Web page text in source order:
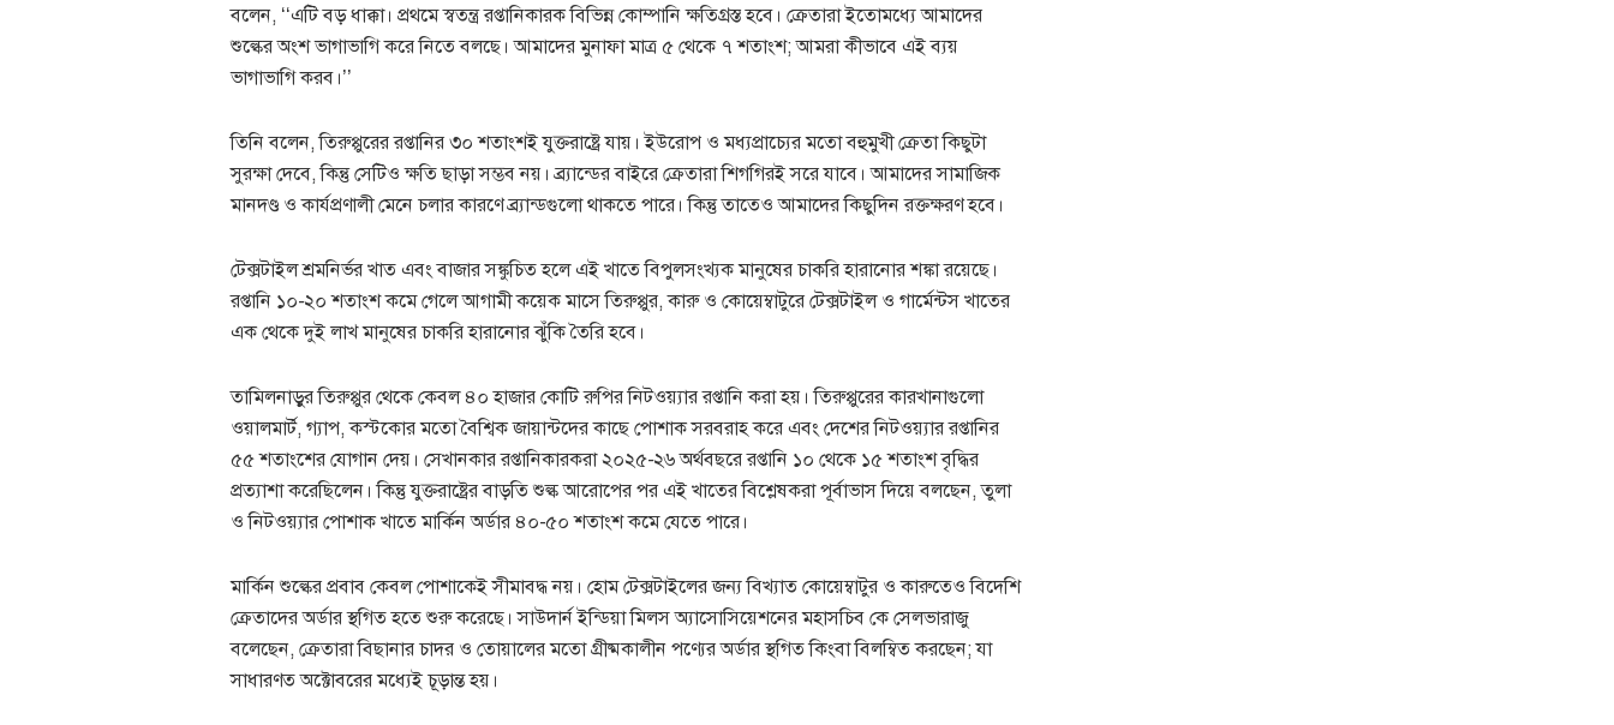
বলেন, ‘‘এটি বড় ধাক্কা। প্রথমে স্বতন্ত্র রপ্তানিকারক বিভিন্ন কোম্পানি ক্ষতিগ্রস্ত হবে। ক্রেতারা ইতোমধ্যে আমাদের
শুল্কের অংশ ভাগাভাগি করে নিতে বলছে। আমাদের মুনাফা মাত্র ৫ থেকে ৭ শতাংশ; আমরা কীভাবে এই ব্যয়
ভাগাভাগি করব।’’
তিনি বলেন, তিরুপ্পুরের রপ্তানির ৩০ শতাংশই যুক্তরাষ্ট্রে যায়। ইউরোপ ও মধ্যপ্রাচ্যের মতো বহুমুখী ক্রেতা কিছুটা
সুরক্ষা দেবে, কিন্তু সেটিও ক্ষতি ছাড়া সম্ভব নয়। ব্র্যান্ডের বাইরে ক্রেতারা শিগগিরই সরে যাবে। আমাদের সামাজিক
মানদণ্ড ও কার্যপ্রণালী মেনে চলার কারণে ব্র্যান্ডগুলো থাকতে পারে। কিন্তু তাতেও আমাদের কিছুদিন রক্তক্ষরণ হবে।
টেক্সটাইল শ্রমনির্ভর খাত এবং বাজার সঙ্কুচিত হলে এই খাতে বিপুলসংখ্যক মানুষের চাকরি হারানোর শঙ্কা রয়েছে।
রপ্তানি ১০-২০ শতাংশ কমে গেলে আগামী কয়েক মাসে তিরুপ্পুর, কারু ও কোয়েম্বাটুরে টেক্সটাইল ও গার্মেন্টস খাতের
এক থেকে দুই লাখ মানুষের চাকরি হারানোর ঝুঁকি তৈরি হবে।
তামিলনাড়ুর তিরুপ্পুর থেকে কেবল ৪০ হাজার কোটি রুপির নিটওয়্যার রপ্তানি করা হয়। তিরুপ্পুরের কারখানাগুলো
ওয়ালমার্ট, গ্যাপ, কস্টকোর মতো বৈশ্বিক জায়ান্টদের কাছে পোশাক সরবরাহ করে এবং দেশের নিটওয়্যার রপ্তানির
৫৫ শতাংশের যোগান দেয়। সেখানকার রপ্তানিকারকরা ২০২৫-২৬ অর্থবছরে রপ্তানি ১০ থেকে ১৫ শতাংশ বৃদ্ধির
প্রত্যাশা করেছিলেন। কিন্তু যুক্তরাষ্ট্রের বাড়তি শুল্ক আরোপের পর এই খাতের বিশ্লেষকরা পূর্বাভাস দিয়ে বলছেন, তুলা
ও নিটওয়্যার পোশাক খাতে মার্কিন অর্ডার ৪০-৫০ শতাংশ কমে যেতে পারে।
মার্কিন শুল্কের প্রবাব কেবল পোশাকেই সীমাবদ্ধ নয়। হোম টেক্সটাইলের জন্য বিখ্যাত কোয়েম্বাটুর ও কারুতেও বিদেশি
ক্রেতাদের অর্ডার স্থগিত হতে শুরু করেছে। সাউদার্ন ইন্ডিয়া মিলস অ্যাসোসিয়েশনের মহাসচিব কে সেলভারাজু
বলেছেন, ক্রেতারা বিছানার চাদর ও তোয়ালের মতো গ্রীষ্মকালীন পণ্যের অর্ডার স্থগিত কিংবা বিলম্বিত করছেন; যা
সাধারণত অক্টোবরের মধ্যেই চূড়ান্ত হয়।